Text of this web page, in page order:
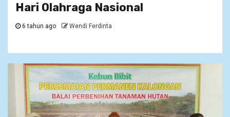
Hari Olahraga Nasional
6 tahun ago Wendi Ferdinta